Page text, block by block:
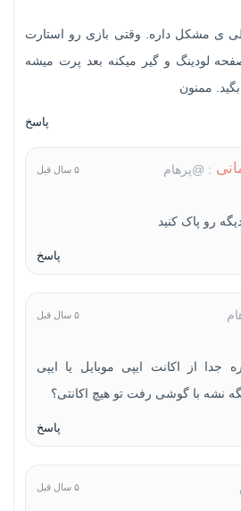
ی مشکل داره. وقتی بازی رو استارت
لودینگ و گیر میکنه بعد پرت میشه
ممنون
پاسخ
: @پرهام ۵ سال قبل
رو پاک کنید
پاسخ
۵ سال قبل
جدا از اکانت ایپی موبایل یا ایپی
نشه با گوشی رفت تو هیچ اکانتی؟
پاسخ
۵ سال قبل